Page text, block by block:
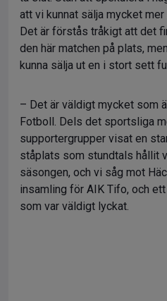
att vi kunnat sälja mycket
Det är förstås tråkigt att det
den här matchen på plats,
kunna sälja ut en i stort sett
– Det är väldigt mycket som
Fotboll. Dels det sportsliga
supportergrupper visat en
ståplats som stundtals hållit
säsongen, och vi såg mot
insamling för AIK Tifo, och
som var väldigt lyckat.